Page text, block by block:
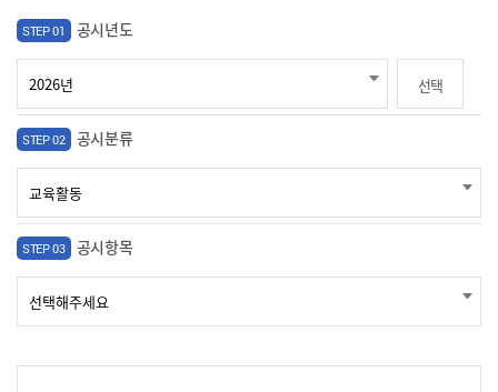
STEP 01 공시년도
선택
STEP 02 공시분류
STEP 03 공시항목